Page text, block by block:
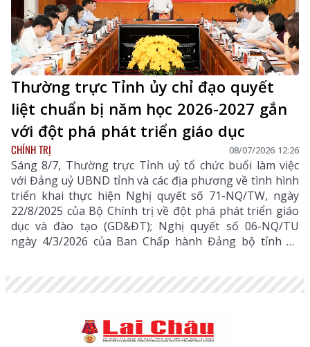
Thường trực Tỉnh ủy chỉ đạo quyết
liệt chuẩn bị năm học 2026-2027 gắn
với đột phá phát triển giáo dục
CHÍNH TRỊ 08/07/2026 12:26
Sáng 8/7, Thường trực Tỉnh uỷ tổ chức buổi làm việc
với Đảng uỷ UBND tỉnh và các địa phương về tình hình
triển khai thực hiện Nghị quyết số 71-NQ/TW, ngày
22/8/2025 của Bộ Chính trị về đột phá phát triển giáo
dục và đào tạo (GD&ĐT); Nghị quyết số 06-NQ/TU
ngày 4/3/2026 của Ban Chấp hành Đảng bộ tỉnh về
HĐND tỉnh chủ trì buổi làm việc.